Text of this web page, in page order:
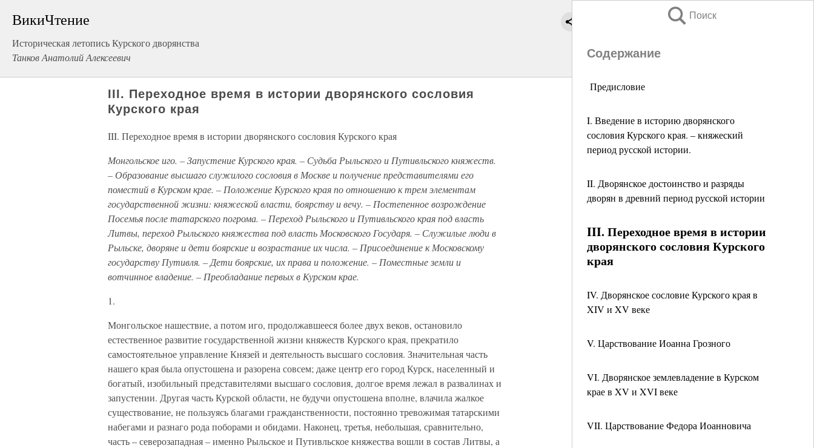
ВикиЧтение
Историческая летопись Курского дворянства
Танков Анатолий Алексеевич
Поиск
Содержание
Предисловие
I. Введение в историю дворянского
сословия Курского края. – княжеский
период русской истории.
II. Дворянское достоинство и разряды
дворян в древний период русской истории
III. Переходное время в истории
дворянского сословия Курского
края
IV. Дворянское сословие Курского края в
XIV и XV веке
V. Царствование Иоанна Грозного
VI. Дворянское землевладение в Курском
крае в XV и XVI веке
VII. Царствование Федора Иоанновича
III. Переходное время в истории дворянского сословия
Курского края
III. Переходное время в истории дворянского сословия Курского края
Монгольское иго. – Запустение Курского края. – Судьба Рыльского и Путивльского княжеств.
– Образование высшаго служилого сословия в Москве и получение представителями его
поместий в Курском крае. – Положение Курского края по отношению к трем элементам
государственной жизни: княжеской власти, боярству и вечу. – Постепенное возрождение
Посемья после татарского погрома. – Переход Рыльского и Путивльского края под власть
Литвы, переход Рыльского княжества под власть Московского Государя. – Служилые люди в
Рыльске, дворяне и дети боярские и возрастание их числа. – Присоединение к Московскому
государству Путивля. – Дети боярские, их права и положение. – Поместные земли и
вотчинное владение. – Преобладание первых в Курском крае.
1.
Монгольское нашествие, а потом иго, продолжавшееся более двух веков, остановило
естественное развитие государственной жизни княжеств Курского края, прекратило
самостоятельное управление Князей и деятельность высшаго сословия. Значительная часть
нашего края была опустошена и разорена совсем; даже центр его город Курск, населенный и
богатый, изобильный представителями высшаго сословия, долгое время лежал в развалинах и
запустении. Другая часть Курской области, не будучи опустошена вполне, влачила жалкое
существование, не пользуясь благами гражданственности, постоянно тревожимая татарскими
набегами и разнаго рода поборами и обидами. Наконец, третья, небольшая, сравнительно,
часть – северозападная – именно Рыльское и Путивльское княжества вошли в состав Литвы, а